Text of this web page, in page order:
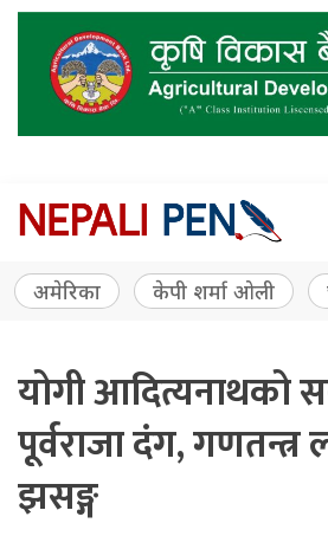
अमेरिका केपी शर्मा ओली
योगी आदित्यनाथको
पूर्वराजा दंग, गणतन्त्र
झसङ्ग